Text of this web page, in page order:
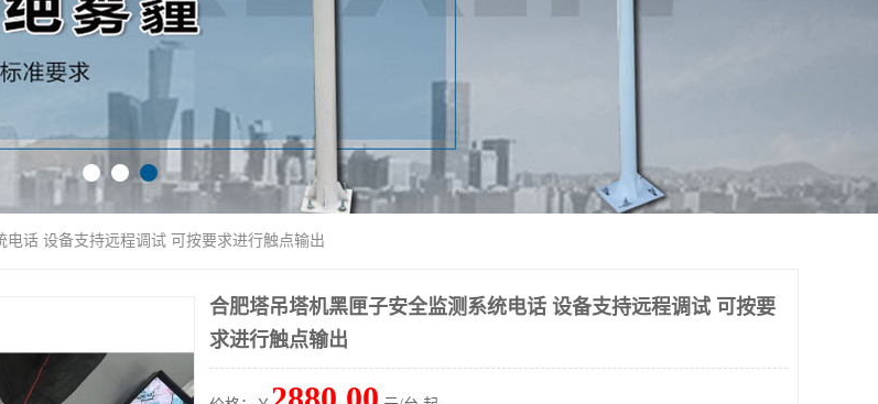
话 设备支持远程调试 可按要求进行触点输出
合肥塔吊塔机黑匣子安全监测系统电话 设备支持远程调试 可按要
求进行触点输出